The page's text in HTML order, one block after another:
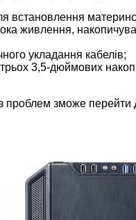
встановлення
живлення,
укладання кабелів;
3,5-дюймових
зможе перейти до